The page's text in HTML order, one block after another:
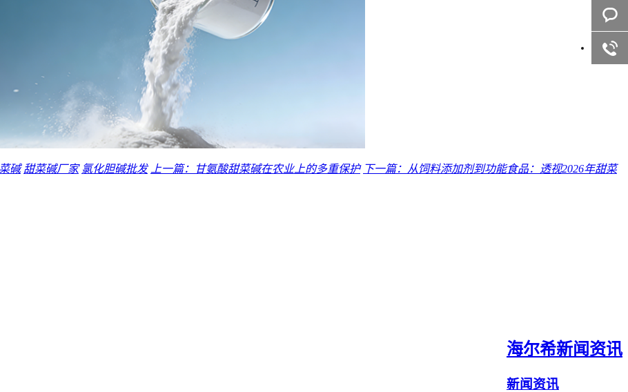
碱 甜菜碱厂家 氯化胆碱批发 上一篇：甘氨酸甜菜碱在农业上的多重保护 下一篇：从饲料添加剂到功能食品：透视2026年甜菜
海尔希新闻资讯
新闻资讯
在线咨
客服咨